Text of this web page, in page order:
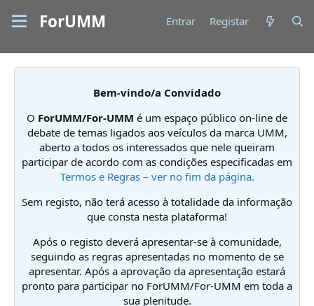
ForUMM Entrar Registar
Bem-vindo/a Convidado
O ForUMM/For-UMM é um espaço público on-line de
debate de temas ligados aos veículos da marca UMM,
aberto a todos os interessados que nele queiram
participar de acordo com as condições especificadas em
Termos e Regras – ver no fim da página.
Sem registo, não terá acesso à totalidade da informação
que consta nesta plataforma!
Após o registo deverá apresentar-se à comunidade,
seguindo as regras apresentadas no momento de se
apresentar. Após a aprovação da apresentação estará
pronto para participar no ForUMM/For-UMM em toda a
sua plenitude.